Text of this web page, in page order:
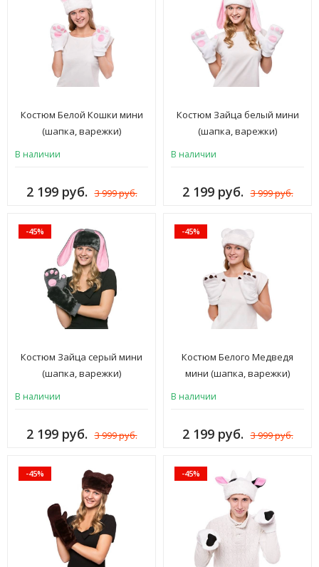
Костюм Белой Кошки мини
(шапка, варежки)
В наличии
2 199 руб. 3 999 руб.
Костюм Зайца белый мини
(шапка, варежки)
В наличии
2 199 руб. 3 999 руб.
-45%
Костюм Зайца серый мини
(шапка, варежки)
В наличии
2 199 руб. 3 999 руб.
-45%
Костюм Белого Медведя
мини (шапка, варежки)
В наличии
2 199 руб. 3 999 руб.
-45% -45%